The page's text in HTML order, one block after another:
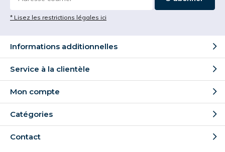
* Lisez les restrictions légales ici
Informations additionnelles
Service à la clientèle
Mon compte
Catégories
Contact